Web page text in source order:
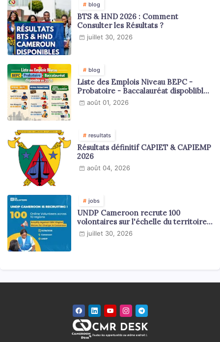
blog
BTS & HND 2026 : Comment
Consulter les Résultats ?
juillet 30, 2026
blog
Liste des Emplois Niveau BEPC -
Probatoire - Baccalauréat dispoblible
en 2026
août 01, 2026
resultats
Résultats définitif CAPIET & CAPIEMP
2026
août 04, 2026
jobs
UNDP Cameroon recrute 100
volontaires sur l'échelle du territoire
national
juillet 30, 2026